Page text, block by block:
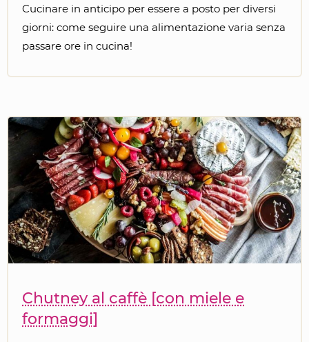
Cucinare in anticipo per essere a posto per diversi
giorni: come seguire una alimentazione varia senza
passare ore in cucina!
Chutney al caffè [con miele e
formaggi]